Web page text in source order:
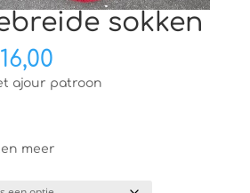
sokken
16,00Prijsklasse:
€14,00
ajour patroon
meer